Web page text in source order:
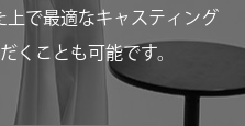
上で最適なキャスティング
くことも可能です。